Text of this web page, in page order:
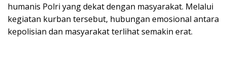
humanis Polri yang dekat dengan masyarakat. Melalui
kegiatan kurban tersebut, hubungan emosional antara
kepolisian dan masyarakat terlihat semakin erat.